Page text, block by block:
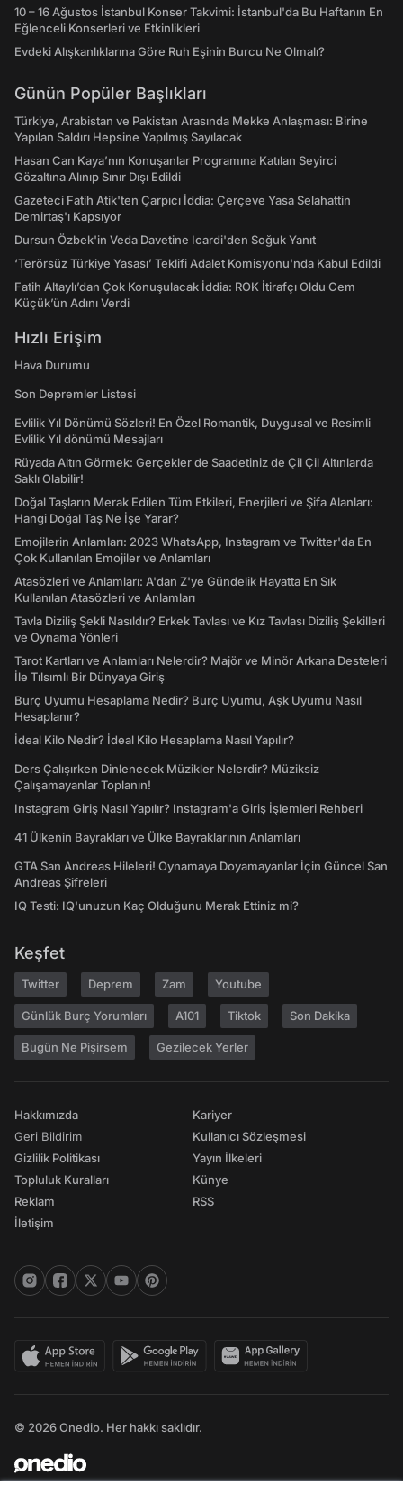
10 – 16 Ağustos İstanbul Konser Takvimi: İstanbul'da Bu Haftanın En
Eğlenceli Konserleri ve Etkinlikleri
Evdeki Alışkanlıklarına Göre Ruh Eşinin Burcu Ne Olmalı?
Günün Popüler Başlıkları
Türkiye, Arabistan ve Pakistan Arasında Mekke Anlaşması: Birine
Yapılan Saldırı Hepsine Yapılmış Sayılacak
Hasan Can Kaya’nın Konuşanlar Programına Katılan Seyirci
Gözaltına Alınıp Sınır Dışı Edildi
Gazeteci Fatih Atik'ten Çarpıcı İddia: Çerçeve Yasa Selahattin
Demirtaş'ı Kapsıyor
Dursun Özbek'in Veda Davetine Icardi'den Soğuk Yanıt
‘Terörsüz Türkiye Yasası’ Teklifi Adalet Komisyonu'nda Kabul Edildi
Fatih Altaylı’dan Çok Konuşulacak İddia: ROK İtirafçı Oldu Cem
Küçük’ün Adını Verdi
Hızlı Erişim
Hava Durumu
Son Depremler Listesi
Evlilik Yıl Dönümü Sözleri! En Özel Romantik, Duygusal ve Resimli
Evlilik Yıl dönümü Mesajları
Rüyada Altın Görmek: Gerçekler de Saadetiniz de Çil Çil Altınlarda
Saklı Olabilir!
Doğal Taşların Merak Edilen Tüm Etkileri, Enerjileri ve Şifa Alanları:
Hangi Doğal Taş Ne İşe Yarar?
Emojilerin Anlamları: 2023 WhatsApp, Instagram ve Twitter'da En
Çok Kullanılan Emojiler ve Anlamları
Atasözleri ve Anlamları: A'dan Z'ye Gündelik Hayatta En Sık
Kullanılan Atasözleri ve Anlamları
Tavla Diziliş Şekli Nasıldır? Erkek Tavlası ve Kız Tavlası Diziliş Şekilleri
ve Oynama Yönleri
Tarot Kartları ve Anlamları Nelerdir? Majör ve Minör Arkana Desteleri
İle Tılsımlı Bir Dünyaya Giriş
Burç Uyumu Hesaplama Nedir? Burç Uyumu, Aşk Uyumu Nasıl
Hesaplanır?
İdeal Kilo Nedir? İdeal Kilo Hesaplama Nasıl Yapılır?
Ders Çalışırken Dinlenecek Müzikler Nelerdir? Müziksiz
Çalışamayanlar Toplanın!
Instagram Giriş Nasıl Yapılır? Instagram'a Giriş İşlemleri Rehberi
41 Ülkenin Bayrakları ve Ülke Bayraklarının Anlamları
GTA San Andreas Hileleri! Oynamaya Doyamayanlar İçin Güncel San
Andreas Şifreleri
IQ Testi: IQ'unuzun Kaç Olduğunu Merak Ettiniz mi?
Keşfet
Twitter Deprem Zam Youtube
Günlük Burç Yorumları A101 Tiktok Son Dakika
Bugün Ne Pişirsem Gezilecek Yerler
Hakkımızda
Geri Bildirim
Gizlilik Politikası
Topluluk Kuralları
Reklam
İletişim
Kariyer
Kullanıcı Sözleşmesi
Yayın İlkeleri
Künye
RSS
© 2026 Onedio. Her hakkı saklıdır.